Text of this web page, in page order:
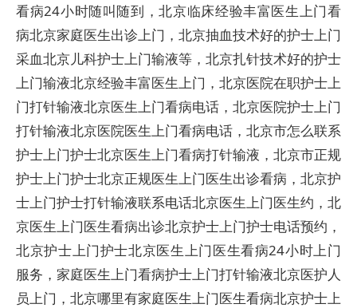
看病24小时随叫随到，北京临床经验丰富医生上门看
病北京家庭医生出诊上门，北京抽血技术好的护士上门
采血北京儿科护士上门输液等，北京扎针技术好的护士
上门输液北京经验丰富医生上门，北京医院在职护士上
门打针输液北京医生上门看病电话，北京医院护士上门
打针输液北京医院医生上门看病电话，北京市怎么联系
护士上门护士北京医生上门看病打针输液，北京市正规
护士上门护士北京正规医生上门医生出诊看病，北京护
士上门护士打针输液联系电话北京医生上门医生约，北
京医生上门医生看病出诊北京护士上门护士电话预约，
北京护士上门护士北京医生上门医生看病24小时上门
服务，家庭医生上门看病护士上门打针输液北京医护人
员上门，北京哪里有家庭医生上门医生看病北京护士上